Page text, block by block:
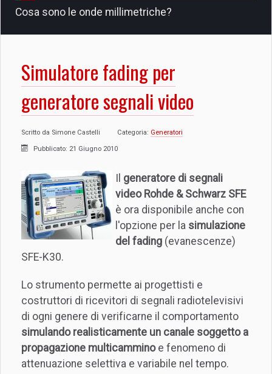
Cosa sono le onde millimetriche?
Simulatore fading per
generatore segnali video
Scritto da Simone Castelli Categoria: Generatori
Pubblicato: 21 Giugno 2010
Il generatore di segnali
video Rohde & Schwarz SFE
è ora disponibile anche con
l'opzione per la simulazione
del fading (evanescenze)
SFE-K30.
Lo strumento permette ai progettisti e
costruttori di ricevitori di segnali radiotelevisivi
di ogni genere di verificarne il comportamento
simulando realisticamente un canale soggetto a
propagazione multicamminoe fenomeno di
attenuazione selettiva e variabile nel tempo.